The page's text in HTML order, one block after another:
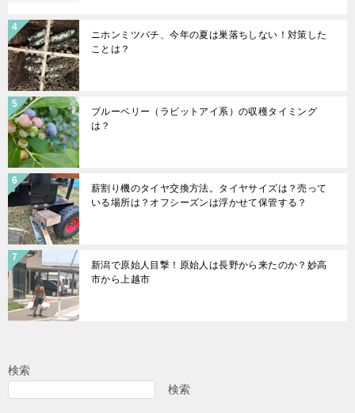
ニホンミツバチ、今年の夏は巣落ちしない！対策した
ことは？
ブルーベリー（ラビットアイ系）の収穫タイミング
は？
薪割り機のタイヤ交換方法。タイヤサイズは？売って
いる場所は？オフシーズンは浮かせて保管する？
新潟で原始人目撃！原始人は長野から来たのか？妙高
市から上越市
検索
検索